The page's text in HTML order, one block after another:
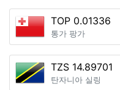
TOP 0.01336
통가 팡가
TZS 14.89701
탄자니아 실링